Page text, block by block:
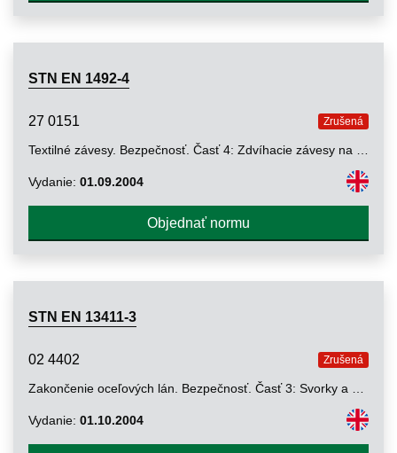
STN EN 1492-4
27 0151 Zrušená
Vydanie: 01.09.2004
Objednať normu
STN EN 13411-3
02 4402 Zrušená
Vydanie: 01.10.2004